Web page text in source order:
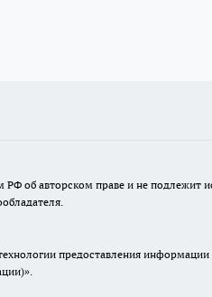
РФ об авторском праве и не
предоставления информации